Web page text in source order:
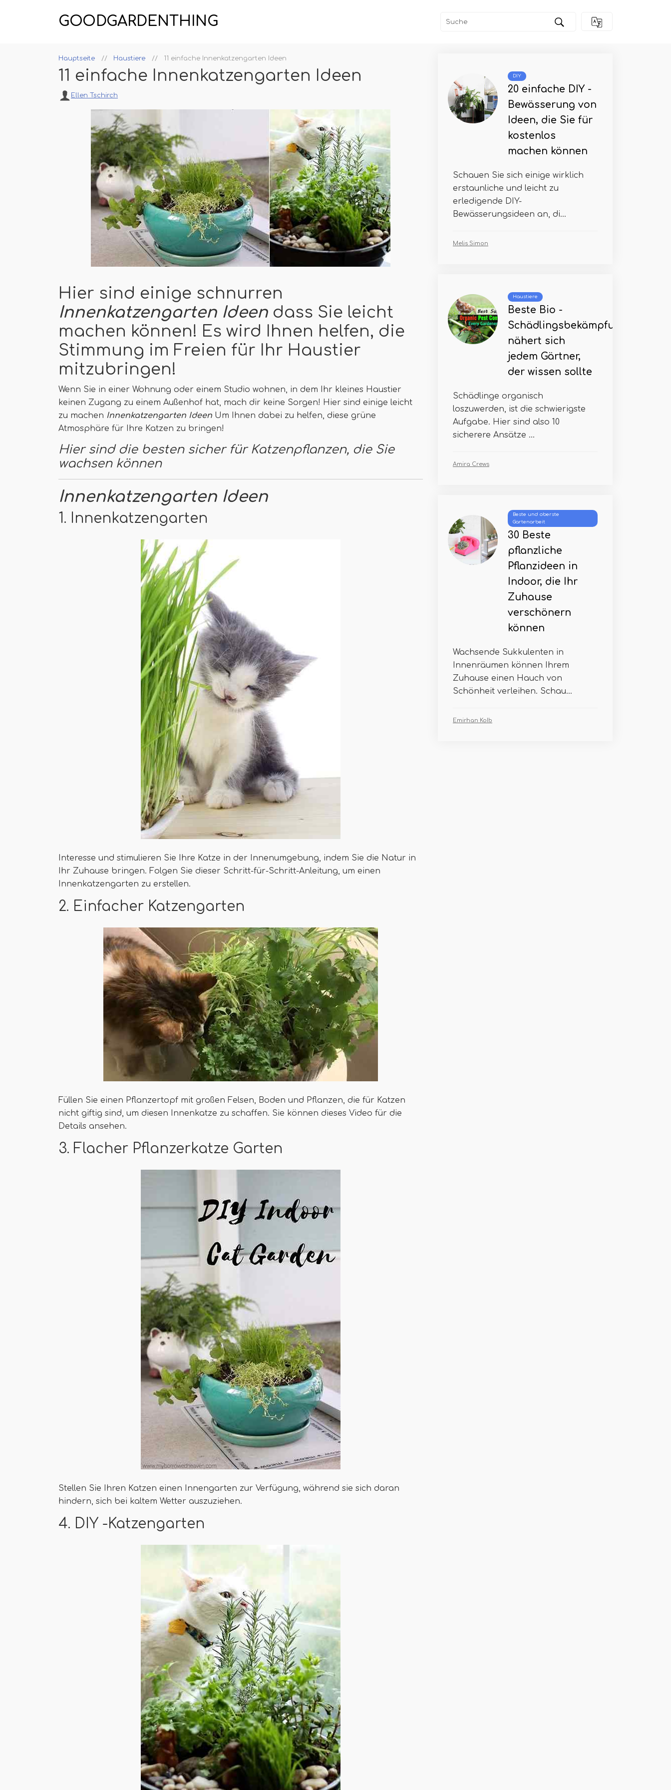
GOODGARDENTHING
Hauptseite Haustiere 11 einfache Innenkatzengarten Ideen
11 einfache Innenkatzengarten Ideen
Ellen Tschirch
Hier sind einige schnurren
Innenkatzengarten Ideen dass Sie leicht
machen können! Es wird Ihnen helfen, die
Stimmung im Freien für Ihr Haustier
mitzubringen!
Wenn Sie in einer Wohnung oder einem Studio wohnen, in dem Ihr kleines Haustier
keinen Zugang zu einem Außenhof hat, mach dir keine Sorgen! Hier sind einige leicht
zu machen Innenkatzengarten Ideen Um Ihnen dabei zu helfen, diese grüne
Atmosphäre für Ihre Katzen zu bringen!
Hier sind die besten sicher für Katzenpflanzen, die Sie
wachsen können
Innenkatzengarten Ideen
1. Innenkatzengarten
Interesse und stimulieren Sie Ihre Katze in der Innenumgebung, indem Sie die Natur in
Ihr Zuhause bringen. Folgen Sie dieser Schritt-für-Schritt-Anleitung, um einen
Innenkatzengarten zu erstellen.
2. Einfacher Katzengarten
Füllen Sie einen Pflanzertopf mit großen Felsen, Boden und Pflanzen, die für Katzen
nicht giftig sind, um diesen Innenkatze zu schaffen. Sie können dieses Video für die
Details ansehen.
3. Flacher Pflanzerkatze Garten
Stellen Sie Ihren Katzen einen Innengarten zur Verfügung, während sie sich daran
hindern, sich bei kaltem Wetter auszuziehen.
4. DIY -Katzengarten
DIY
20 einfache DIY -
Bewässerung von
Ideen, die Sie für
kostenlos
machen können
Schauen Sie sich einige wirklich
erstaunliche und leicht zu
erledigende DIY-
Bewässerungsideen an, di...
Melis Simon
Haustiere
Beste Bio -
Schädlingsbekämpfung
nähert sich
jedem Gärtner,
der wissen sollte
Schädlinge organisch
loszuwerden, ist die schwierigste
Aufgabe. Hier sind also 10
sicherere Ansätze ...
Amira Crews
Beste und oberste
Gartenarbeit
30 Beste
pflanzliche
Pflanzideen in
Indoor, die Ihr
Zuhause
verschönern
können
Wachsende Sukkulenten in
Innenräumen können Ihrem
Zuhause einen Hauch von
Schönheit verleihen. Schau...
Emirhan Kolb